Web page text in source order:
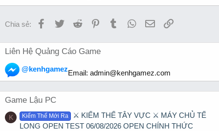
Chia sẻ: Facebook
TwitterReddit PinterestTumblrWhatsApp
EmailLink
Liên Hệ Quảng Cáo Game
@kenhgamezEmail: admin@kenhgamez.com
Game Lậu PC
K Kiếm Thế Mới Ra
⚔️ KIẾM THẾ TÂY VỰC ⚔️ MÁY CHỦ TẾ
LONG OPEN TEST 06/08/2026 OPEN CHÍNH THỨC